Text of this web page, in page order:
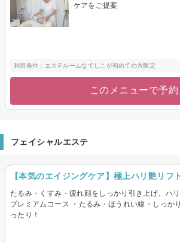
ケアをご提案
利用条件：エステルームなでしこが初めての方限定
このメニューで予約
フェイシャルエステ
【本気のエイジングケア】極上ハリ艶リフ
たるみ・くすみ・疲れ顔をしっかり引き上げ、ハ
プレミアムコース ・たるみ・ほうれい線・しっか
ったり！